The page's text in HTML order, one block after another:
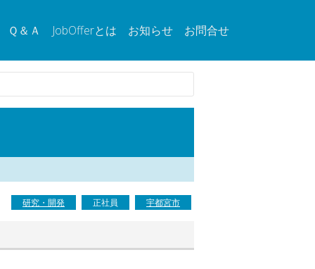
Ｑ＆Ａ JobOfferとは お知らせ お問合せ
研究・開発 正社員 宇都宮市